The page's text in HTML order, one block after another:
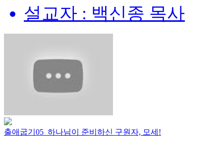
설교자 : 백신종 목사
출애굽기05_하나님이 준비하신 구원자, 모세!